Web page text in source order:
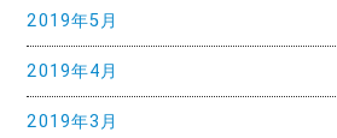
2019年5月
2019年4月
2019年3月